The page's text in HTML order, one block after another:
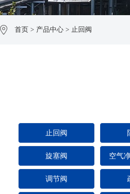
首页 > 产品中心 > 止回阀
止回阀
旋塞阀 空气
调节阀